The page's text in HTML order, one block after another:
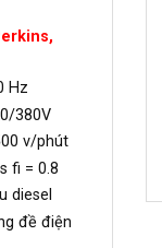
380V
v/phút
fi = 0.8
điện